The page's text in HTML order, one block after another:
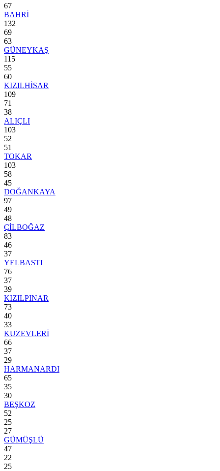
67
BAHRİ
132
69
63
GÜNEYKAŞ
115
55
60
KIZILHİSAR
109
71
38
ALIÇLI
103
52
51
TOKAR
103
58
45
DOĞANKAYA
97
49
48
ÇİLBOĞAZ
83
46
37
YELBASTI
76
37
39
KIZILPINAR
73
40
33
KUZEVLERİ
66
37
29
HARMANARDI
65
35
30
BEŞKOZ
52
25
27
GÜMÜŞLÜ
47
22
25